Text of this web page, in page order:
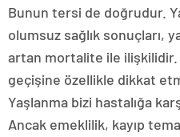
Bunun tersi de doğrudur.
olumsuz sağlık sonuçları,
artan mortalite ile ilişkilidir.
geçişine özellikle dikkat
Yaşlanma bizi hastalığa
Ancak emeklilik, kayıp